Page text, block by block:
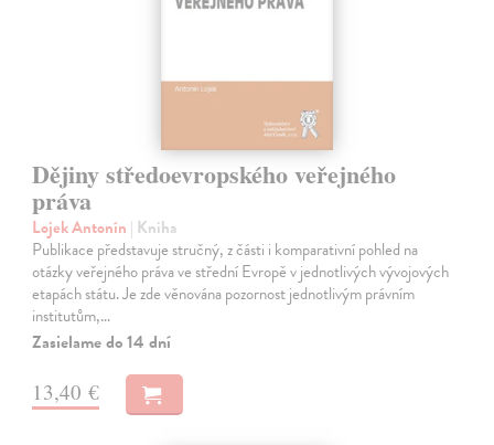
Dějiny středoevropského veřejného
práva
Lojek Antonín | Kniha
Publikace představuje stručný, z části i komparativní pohled na
otázky veřejného práva ve střední Evropě v jednotlivých vývojových
etapách státu. Je zde věnována pozornost jednotlivým právním
institutům,…
Zasielame do 14 dní
13,40 €